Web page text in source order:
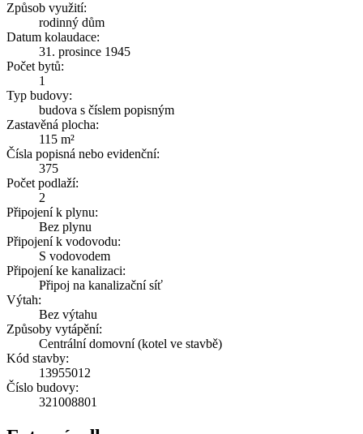
Způsob využití:
rodinný dům
Datum kolaudace:
31. prosince 1945
Počet bytů:
1
Typ budovy:
budova s číslem popisným
Zastavěná plocha:
115 m²
Čísla popisná nebo evidenční:
375
Počet podlaží:
2
Připojení k plynu:
Bez plynu
Připojení k vodovodu:
S vodovodem
Připojení ke kanalizaci:
Připoj na kanalizační síť
Výtah:
Bez výtahu
Způsoby vytápění:
Centrální domovní (kotel ve stavbě)
Kód stavby:
13955012
Číslo budovy:
321008801